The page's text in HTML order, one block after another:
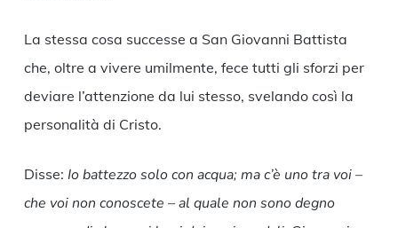
La stessa cosa successe a San Giovanni Battista
che, oltre a vivere umilmente, fece tutti gli sforzi per
deviare l’attenzione da lui stesso, svelando così la
personalità di Cristo.
Disse: Io battezzo solo con acqua; ma c’è uno tra voi –
che voi non conoscete – al quale non sono degno